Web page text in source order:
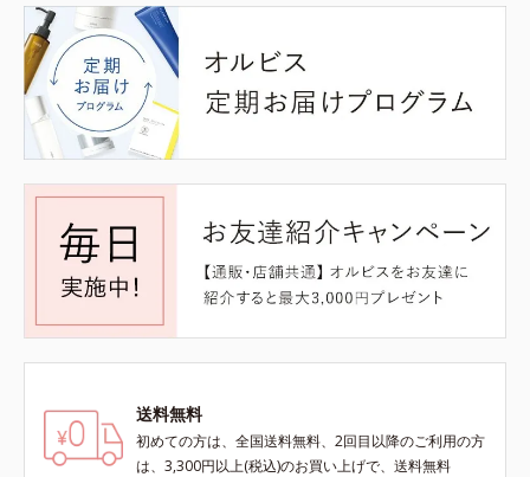
送料無料
初めての方は、全国送料無料、2回目以降のご利用の方
は、3,300円以上(税込)のお買い上げで、送料無料